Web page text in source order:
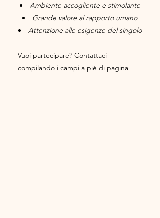
Ambiente accogliente e stimolante
Grande valore al rapporto umano
Attenzione alle esigenze del singolo
Vuoi partecipare? Contattaci
compilando i campi a piè di pagina